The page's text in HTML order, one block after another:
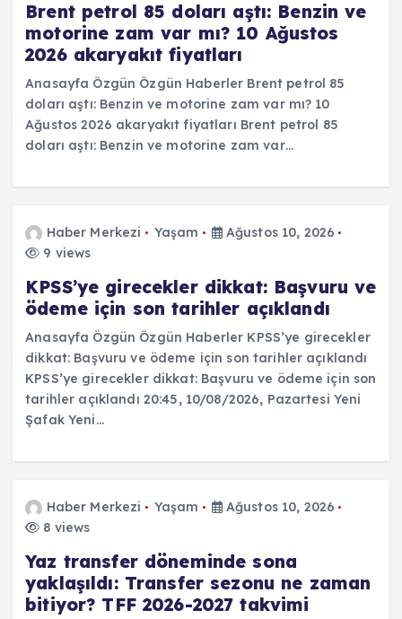
Brent petrol 85 doları aştı: Benzin ve
motorine zam var mı? 10 Ağustos
2026 akaryakıt fiyatları
Anasayfa Özgün Özgün Haberler Brent petrol 85
doları aştı: Benzin ve motorine zam var mı? 10
Ağustos 2026 akaryakıt fiyatları Brent petrol 85
doları aştı: Benzin ve motorine zam var…
Haber Merkezi Yaşam
Ağustos 10, 2026
9 views
KPSS’ye girecekler dikkat: Başvuru ve
ödeme için son tarihler açıklandı
Anasayfa Özgün Özgün Haberler KPSS’ye girecekler
dikkat: Başvuru ve ödeme için son tarihler açıklandı
KPSS’ye girecekler dikkat: Başvuru ve ödeme için son
tarihler açıklandı 20:45, 10/08/2026, Pazartesi Yeni
Şafak Yeni…
Haber Merkezi Yaşam
Ağustos 10, 2026
8 views
Yaz transfer döneminde sona
yaklaşıldı: Transfer sezonu ne zaman
bitiyor? TFF 2026-2027 takvimi